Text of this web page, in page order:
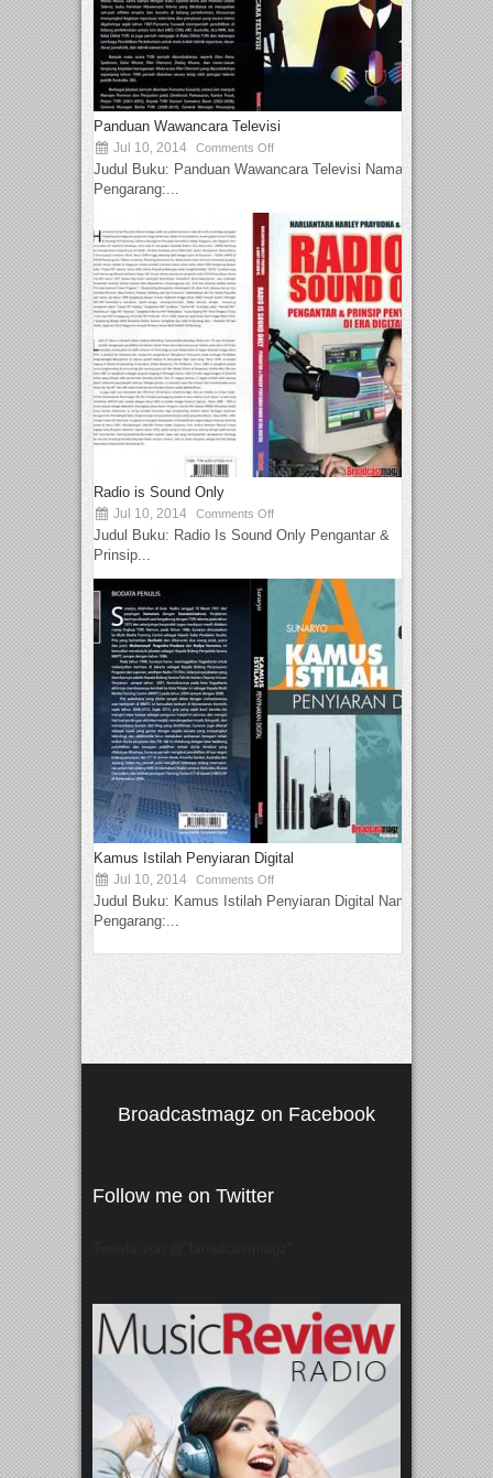
Panduan Wawancara Televisi
Jul 10, 2014 Comments Off
Judul Buku: Panduan Wawancara Televisi Nama
Pengarang:...
Radio is Sound Only
Jul 10, 2014 Comments Off
Judul Buku: Radio Is Sound Only Pengantar &
Prinsip...
Kamus Istilah Penyiaran Digital
Jul 10, 2014 Comments Off
Judul Buku: Kamus Istilah Penyiaran Digital Nama
Pengarang:...
Broadcastmagz on Facebook
Follow me on Twitter